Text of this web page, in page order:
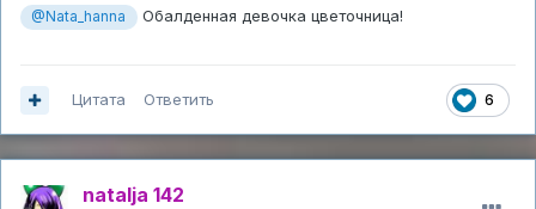
@Nata_hanna Обалденная девочка цветочница!
6
Цитата Ответить
natalja 142